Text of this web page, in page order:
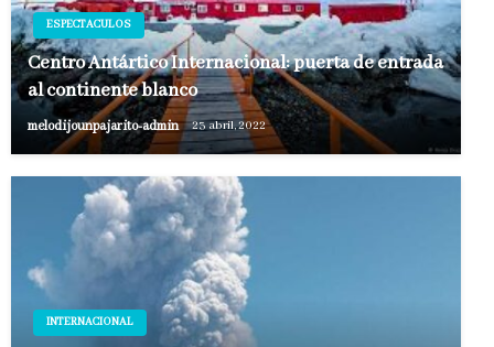
ESPECTACULOS
Centro Antártico Internacional: puerta de entrada
al continente blanco
melodijounpajarito-admin 23 abril, 2022
INTERNACIONAL